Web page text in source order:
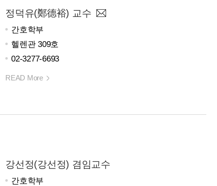
정덕유(鄭德裕) 교수
간호학부
헬렌관 309호
02-3277-6693
READ More
강선정(강선정) 겸임교수
간호학부